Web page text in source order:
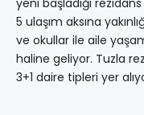
yeni başladığı
5 ulaşım aksına
ve okullar ile aile
haline geliyor. Tuzla
3+1 daire tipleri yer